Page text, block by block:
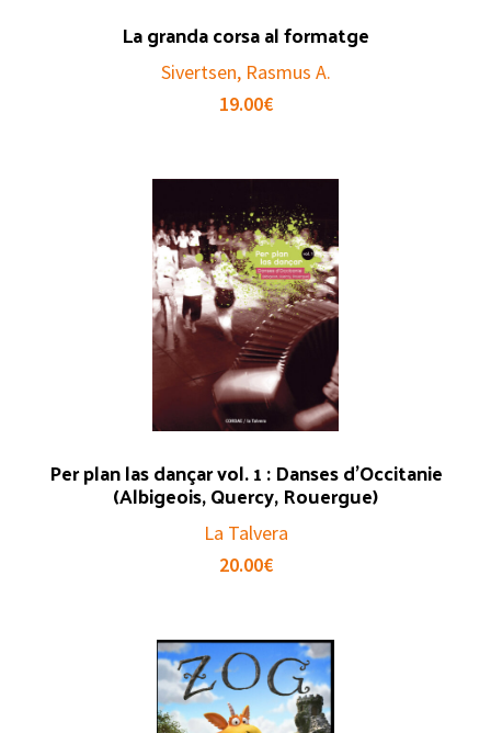
La granda corsa al formatge
Sivertsen, Rasmus A.
19.00€
Per plan las dançar vol. 1 : Danses d’Occitanie
(Albigeois, Quercy, Rouergue)
La Talvera
20.00€